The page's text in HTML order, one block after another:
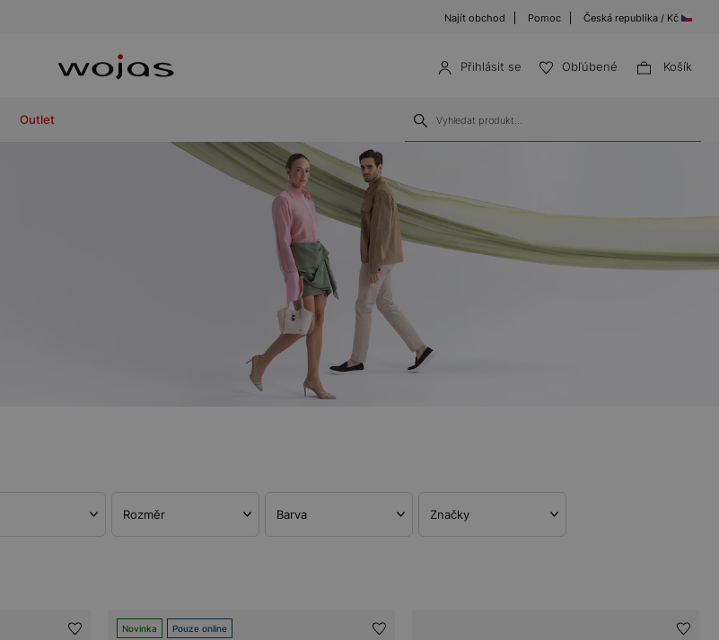
Najít obchod Pomoc Česká republika / Kč
Přihlásit se Obľúbené Košík
Outlet
Rozměr Barva Značky
Novinka Pouze online